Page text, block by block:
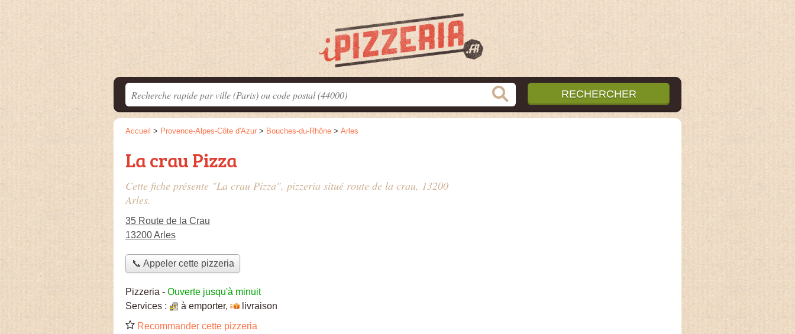
Accueil > Provence-Alpes-Côte d'Azur > Bouches-du-Rhône > Arles
La crau Pizza
Cette fiche présente "La crau Pizza", pizzeria situé route de la crau, 13200
Arles.
35 Route de la Crau
13200 Arles
📞 Appeler cette pizzeria
Pizzeria - Ouverte jusqu'à minuit
Services :
à emporter,
livraison
Recommander cette pizzeria